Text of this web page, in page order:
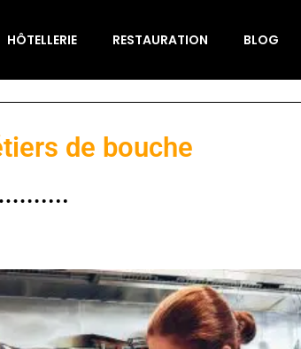
HÔTELLERIE RESTAURATION BLOG
de bouche